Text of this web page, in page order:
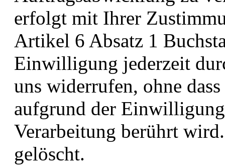
erfolgt mit Ihrer
Artikel 6 Absatz 1
Einwilligung jederzeit
uns widerrufen, ohne
aufgrund der
Verarbeitung berührt
gelöscht.